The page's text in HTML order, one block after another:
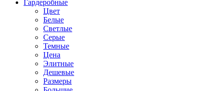
Гардеробные
Цвет
Белые
Светлые
Серые
Темные
Цена
Элитные
Дешевые
Размеры